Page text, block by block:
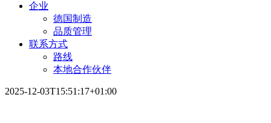
企业
德国制造
品质管理
联系方式
路线
本地合作伙伴
2025-12-03T15:51:17+01:00